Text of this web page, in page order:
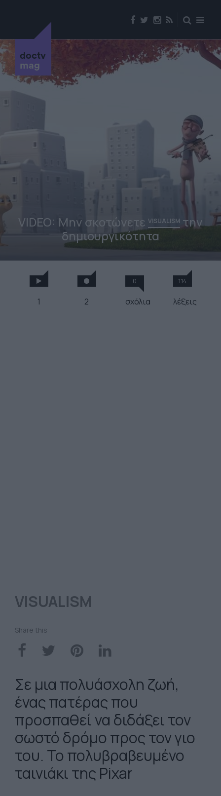
doctv
mag
VIDEO: Μην σκοτώνετε VISUALISM την
δημιουργικότητα
1 2
0
σχόλια
114
λέξεις
VISUALISM
Share this
Σε μια πολυάσχολη ζωή,
ένας πατέρας που
προσπαθεί να διδάξει τον
σωστό δρόμο προς τον γιο
του. Το πολυβραβευμένο
ταινιάκι της Pixar